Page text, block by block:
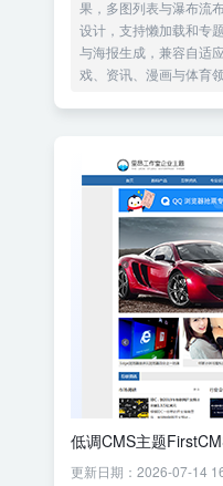
果，多图列表与瀑布流
设计，支持懒加载和专
与海报生成，兼容自适
戏、资讯、漫画与体育领
低调CMS主题
更新日期：2026-07-14